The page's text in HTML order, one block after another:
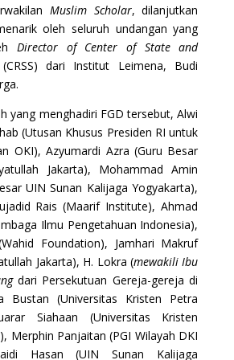
Muslim Scholar, dilanjutkan
oleh seluruh undangan yang
Director of Center of State and
(CRSS) dari Institut Leimena, Budi
yang menghadiri FGD tersebut, Alwi
(Utusan Khusus Presiden RI untuk
OKI), Azyumardi Azra (Guru Besar
Jakarta), Mohammad Amin
UIN Sunan Kalijaga Yogyakarta),
Rais (Maarif Institute), Ahmad
Ilmu Pengetahuan Indonesia),
Foundation), Jamhari Makruf
Jakarta), H. Lokra (mewakili Ibu
dari Persekutuan Gereja-gereja di
Bustan (Universitas Kristen Petra
Siahaan (Universitas Kristen
Merphin Panjaitan (PGI Wilayah DKI
Hasan (UIN Sunan Kalijaga